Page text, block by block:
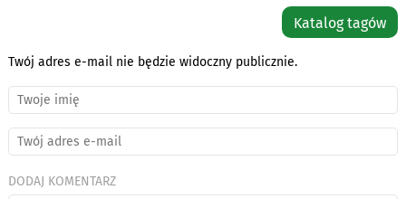
Katalog tagów
Twój adres e-mail nie będzie widoczny publicznie.
DODAJ KOMENTARZ